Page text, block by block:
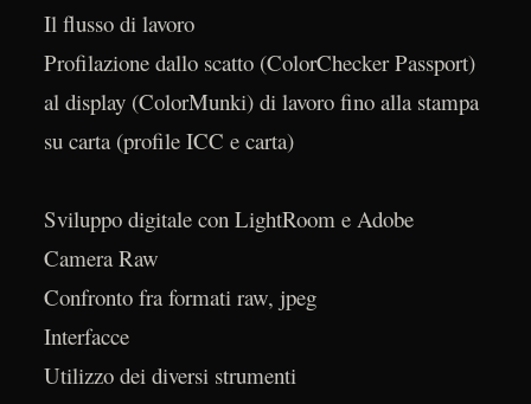
Il flusso di lavoro
Profilazione dallo scatto (ColorChecker Passport)
al display (ColorMunki) di lavoro fino alla stampa
su carta (profile ICC e carta)
Sviluppo digitale con LightRoom e Adobe
Camera Raw
Confronto fra formati raw, jpeg
Interfacce
Utilizzo dei diversi strumenti